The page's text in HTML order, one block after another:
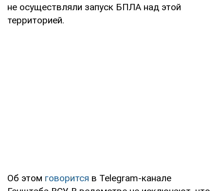
не осуществляли запуск БПЛА над этой
территорией.
Об этом говорится в Telegram-канале